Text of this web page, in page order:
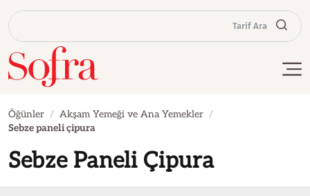
Tarif Ara
Öğünler
Akşam Yemeği ve Ana Yemekler
Sebze paneli çipura
Sebze Paneli Çipura